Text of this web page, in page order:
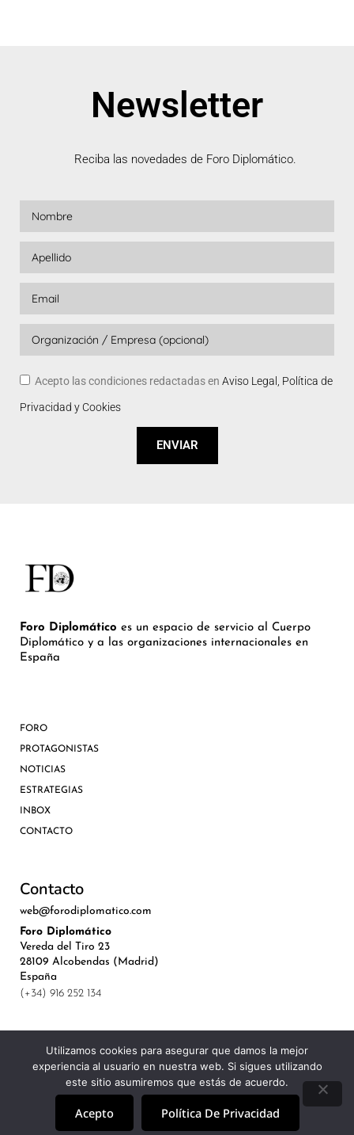
Newsletter
Reciba las novedades de Foro Diplomático.
Acepto las condiciones redactadas en Aviso Legal, Política de
Privacidad y Cookies
ENVIAR
Foro Diplomático es un espacio de servicio al Cuerpo
Diplomático y a las organizaciones internacionales en
España
FORO
PROTAGONISTAS
NOTICIAS
ESTRATEGIAS
INBOX
CONTACTO
Contacto
web@forodiplomatico.com
Foro Diplomático
Vereda del Tiro 23
28109 Alcobendas (Madrid)
España
(+34) 916 252 134
©Royal Lis Spain 2024
Aviso Legal, Política de Privacidad y Cookies
Utilizamos cookies para asegurar que damos la mejor
experiencia al usuario en nuestra web. Si sigues utilizando
este sitio asumiremos que estás de acuerdo.
Acepto Política De Privacidad